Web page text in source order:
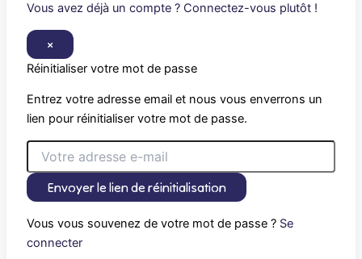
Vous avez déjà un compte ? Connectez-vous plutôt !
×
Réinitialiser votre mot de passe
Entrez votre adresse email et nous vous enverrons un
lien pour réinitialiser votre mot de passe.
Envoyer le lien de réinitialisation
Vous vous souvenez de votre mot de passe ? Se
connecter